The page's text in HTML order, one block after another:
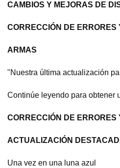
CAMBIOS Y MEJORAS DE
CORRECCIÓN DE ERRORES
ARMAS
"Nuestra última actualización
Continúe leyendo para obtener
CORRECCIÓN DE ERRORES
ACTUALIZACIÓN
Una vez en una luna azul